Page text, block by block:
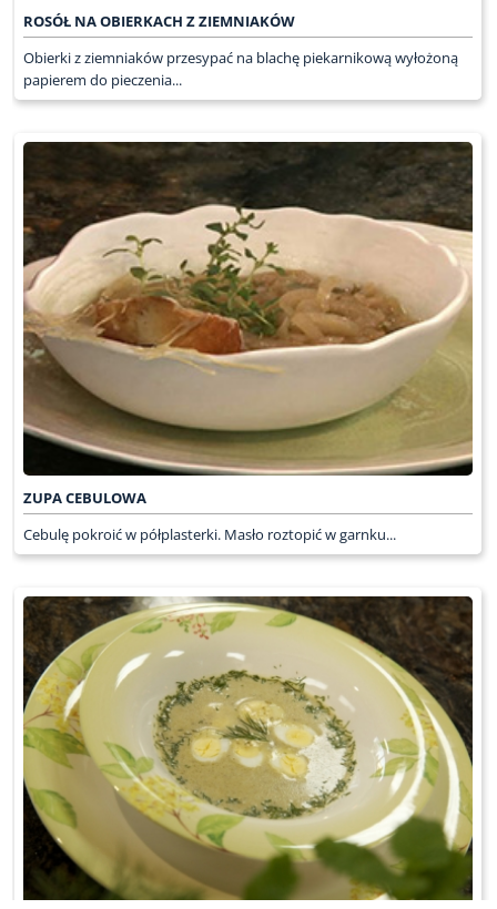
ROSÓŁ NA OBIERKACH Z ZIEMNIAKÓW
Obierki z ziemniaków przesypać na blachę piekarnikową wyłożoną
papierem do pieczenia...
ZUPA CEBULOWA
Cebulę pokroić w półplasterki. Masło roztopić w garnku...